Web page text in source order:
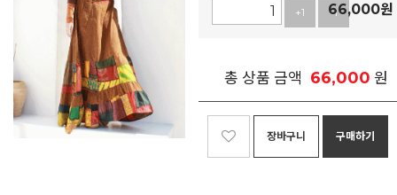
+1 -1
66,000원
총 상품 금액 66,000 원
장바구니 구매하기